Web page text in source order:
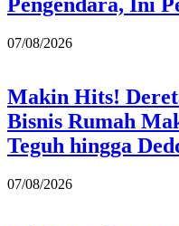
07/08/2026
Makin Hits!
Bisnis Rumah
Teguh hingga
07/08/2026